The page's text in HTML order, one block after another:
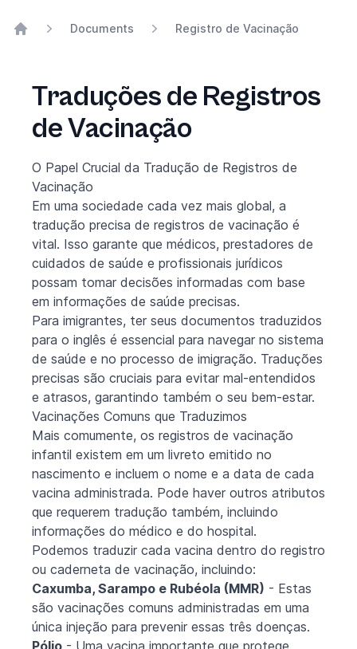
Documents Registro de Vacinação
Traduções de Registros
de Vacinação
O Papel Crucial da Tradução de Registros de
Vacinação
Em uma sociedade cada vez mais global, a
tradução precisa de registros de vacinação é
vital. Isso garante que médicos, prestadores de
cuidados de saúde e profissionais jurídicos
possam tomar decisões informadas com base
em informações de saúde precisas.
Para imigrantes, ter seus documentos traduzidos
para o inglês é essencial para navegar no sistema
de saúde e no processo de imigração. Traduções
precisas são cruciais para evitar mal-entendidos
e atrasos, garantindo também o seu bem-estar.
Vacinações Comuns que Traduzimos
Mais comumente, os registros de vacinação
infantil existem em um livreto emitido no
nascimento e incluem o nome e a data de cada
vacina administrada. Pode haver outros atributos
que requerem tradução também, incluindo
informações do médico e do hospital.
Podemos traduzir cada vacina dentro do registro
ou caderneta de vacinação, incluindo:
Caxumba, Sarampo e Rubéola (MMR) - Estas
são vacinações comuns administradas em uma
única injeção para prevenir essas três doenças.
Pólio - Uma vacina importante que protege